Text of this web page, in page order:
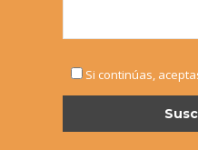
NOTICIAS
Si continúas,